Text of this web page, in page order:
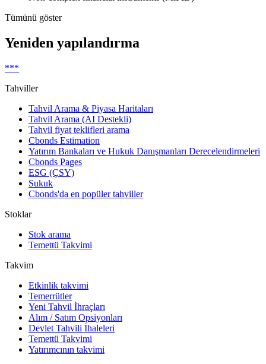
Tümünü göster
Yeniden yapılandırma
***
Tahviller
Tahvil Arama & Piyasa Haritaları
Tahvil Arama (AI Destekli)
Tahvil fiyat teklifleri arama
Cbonds Estimation
Yatırım Bankaları ve Hukuk Danışmanları Derecelendirmeleri
Cbonds Pages
ESG (ÇSY)
Sukuk
Cbonds'da en popüler tahviller
Stoklar
Stok arama
Temettü Takvimi
Takvim
Etkinlik takvimi
Temerrütler
Yeni Tahvil İhraçları
Alım / Satım Opsiyonları
Devlet Tahvili İhaleleri
Temettü Takvimi
Yatırımcının takvimi